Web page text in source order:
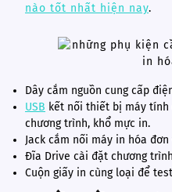
nào tốt nhất hiện nay.
Dây cắm nguồn cung cấp
USB kết nối thiết bị máy tính
chương trình, khổ mực in.
Jack cắm nối máy in hóa
Đĩa Drive cài đặt chương
Cuộn giấy in cùng loại để